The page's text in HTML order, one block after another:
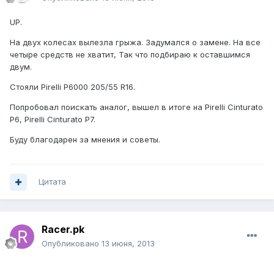
UP.
На двух колесах вылезла грыжа. Задумался о замене. На все
четыре средств не хватит, Так что подбираю к оставшимся
двум.
Стояли Pirelli P6000 205/55 R16.
Попробовал поискать аналог, вышел в итоге на Pirelli Cinturato
P6, Pirelli Cinturato P7.
Буду благодарен за мнения и советы.
Цитата
Racer.pk
Опубликовано 13 июня, 2013